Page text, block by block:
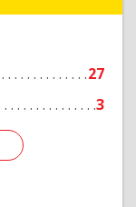
27
3